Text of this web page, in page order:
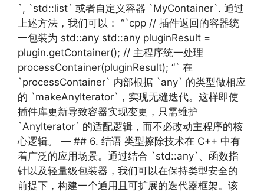
`, `std::list` 或者自定义容器 `MyContainer`. 通过
上述方法，我们可以： “`cpp // 插件返回的容器统
一包装为 std::any std::any pluginResult =
plugin.getContainer(); // 主程序统一处理
processContainer(pluginResult); “` 在
`processContainer` 内部根据 `any` 的类型做相应
的 `makeAnyIterator`，实现无缝迭代。这样即使
插件库更新导致容器实现变更，只需维护
`AnyIterator` 的适配逻辑，而不必改动主程序的核
心逻辑。 — ## 6. 结语 类型擦除技术在 C++ 中有
着广泛的应用场景。通过结合 `std::any`、函数指
针以及轻量级包装器，我们可以在保持类型安全的
前提下，构建一个通用且可扩展的迭代器框架。该